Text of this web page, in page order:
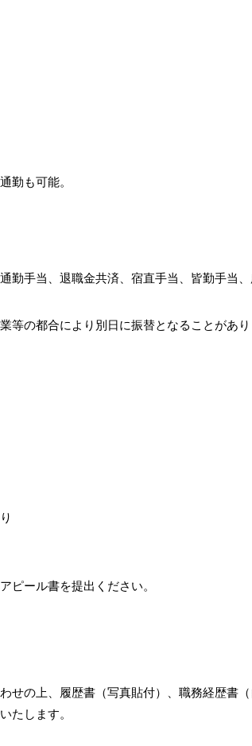
勤も可能。
手当、退職金共済、宿直手当、皆勤手当
の都合により別日に振替となることがあり
ピール書を提出ください。
せの上、履歴書（写真貼付）、職務経歴書
たします。